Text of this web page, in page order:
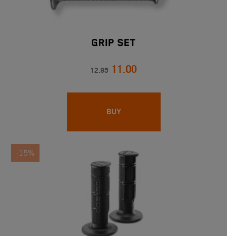
Grip Set
12.95 11.00
BUY
-15%